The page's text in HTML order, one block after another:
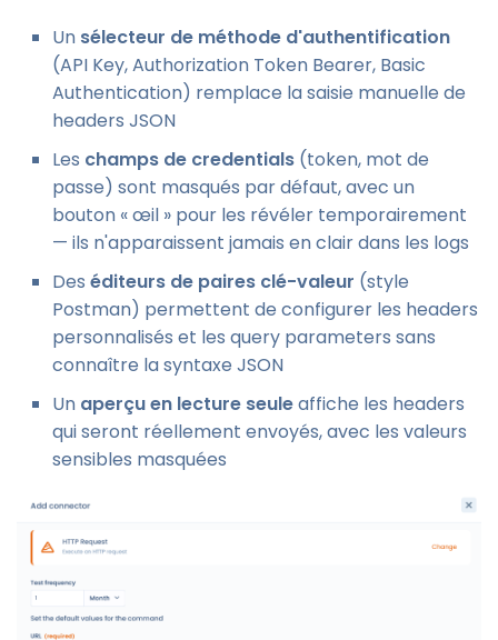
Un sélecteur de méthode d'authentification
(API Key, Authorization Token Bearer, Basic
Authentication) remplace la saisie manuelle de
headers JSON
Les champs de credentials (token, mot de
passe) sont masqués par défaut, avec un
bouton « œil » pour les révéler temporairement
— ils n'apparaissent jamais en clair dans les logs
Des éditeurs de paires clé-valeur (style
Postman) permettent de configurer les headers
personnalisés et les query parameters sans
connaître la syntaxe JSON
Un aperçu en lecture seuleaffiche les headers
qui seront réellement envoyés, avec les valeurs
sensibles masquées